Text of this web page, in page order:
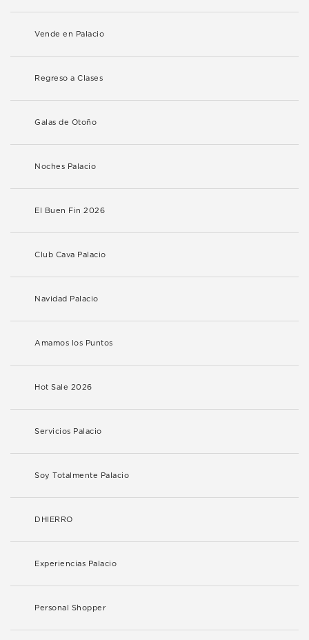
Vende en Palacio
Regreso a Clases
Galas de Otoño
Noches Palacio
El Buen Fin 2026
Club Cava Palacio
Navidad Palacio
Amamos los Puntos
Hot Sale 2026
Servicios Palacio
Soy Totalmente Palacio
DHIERRO
Experiencias Palacio
Personal Shopper